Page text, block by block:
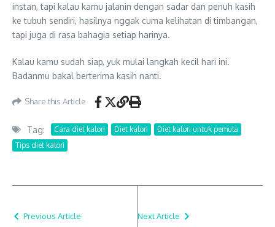
instan, tapi kalau kamu jalanin dengan sadar dan penuh kasih
ke tubuh sendiri, hasilnya nggak cuma kelihatan di timbangan,
tapi juga di rasa bahagia setiap harinya.
Kalau kamu sudah siap, yuk mulai langkah kecil hari ini.
Badanmu bakal berterima kasih nanti.
Share this Article
Tag: Cara diet kalori Diet kalori
Diet kalori untuk pemula
Tips diet kalori
Previous Article Next Article